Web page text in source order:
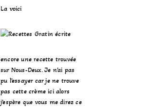
La voici
encore une recette trouvée
sur Nous-Deux. Je n’ai pas
pu l’essayer car je ne trouve
pas cette crème ici alors
j’espère que vous me direz ce